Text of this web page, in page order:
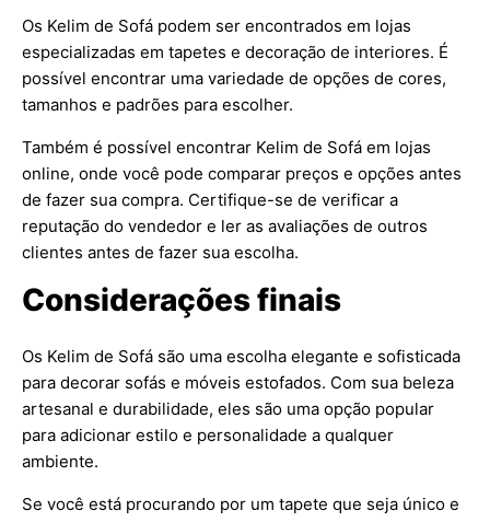
Os Kelim de Sofá podem ser encontrados em lojas
especializadas em tapetes e decoração de interiores. É
possível encontrar uma variedade de opções de cores,
tamanhos e padrões para escolher.
Também é possível encontrar Kelim de Sofá em lojas
online, onde você pode comparar preços e opções antes
de fazer sua compra. Certifique-se de verificar a
reputação do vendedor e ler as avaliações de outros
clientes antes de fazer sua escolha.
Considerações finais
Os Kelim de Sofá são uma escolha elegante e sofisticada
para decorar sofás e móveis estofados. Com sua beleza
artesanal e durabilidade, eles são uma opção popular
para adicionar estilo e personalidade a qualquer
ambiente.
Se você está procurando por um tapete que seja único e